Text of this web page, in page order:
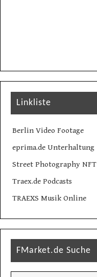
Linkliste
Berlin Video Footage
eprima.de Unterhaltung
Street Photography NFT
Traex.de Podcasts
TRAEXS Musik Online
FMarket.de Suche